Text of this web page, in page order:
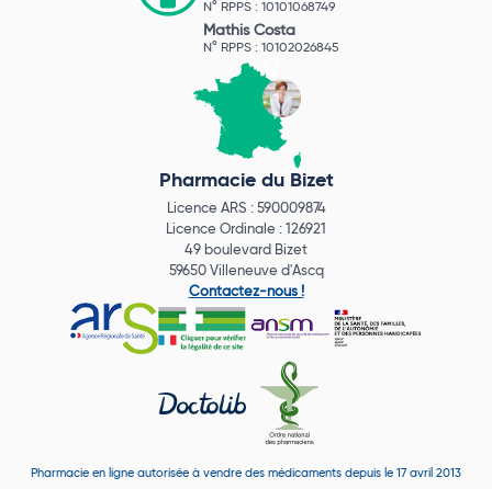
N° RPPS : 10101068749
Mathis Costa
N° RPPS : 10102026845
Pharmacie du Bizet
Licence ARS : 590009874
Licence Ordinale : 126921
49 boulevard Bizet
59650 Villeneuve d'Ascq
Contactez-nous !
Pharmacie en ligne autorisée à vendre des médicaments depuis le 17 avril 2013